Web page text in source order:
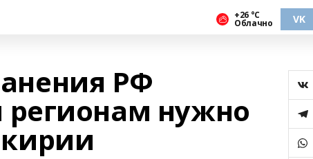
+26 °С
Облачно VK
РФ
регионам нужно